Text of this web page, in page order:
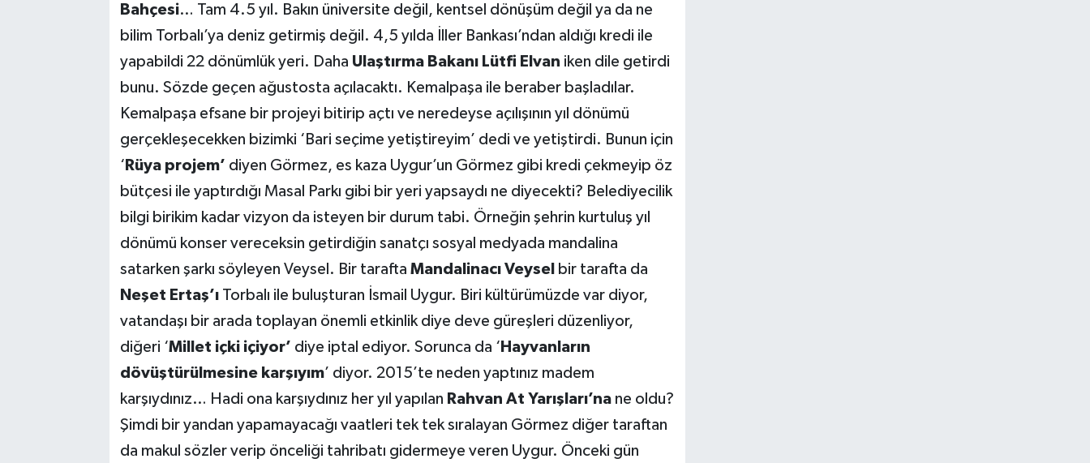
Bahçesi… Tam 4.5 yıl. Bakın üniversite değil, kentsel dönüşüm değil ya da ne
bilim Torbalı’ya deniz getirmiş değil. 4,5 yılda İller Bankası’ndan aldığı kredi ile
yapabildi 22 dönümlük yeri. Daha Ulaştırma Bakanı Lütfi Elvan iken dile getirdi
bunu. Sözde geçen ağustosta açılacaktı. Kemalpaşa ile beraber başladılar.
Kemalpaşa efsane bir projeyi bitirip açtı ve neredeyse açılışının yıl dönümü
gerçekleşecekken bizimki ‘Bari seçime yetiştireyim’ dedi ve yetiştirdi. Bunun için
‘ Rüya projem’ diyen Görmez, es kaza Uygur’un Görmez gibi kredi çekmeyip öz
bütçesi ile yaptırdığı Masal Parkı gibi bir yeri yapsaydı ne diyecekti? Belediyecilik
bilgi birikim kadar vizyon da isteyen bir durum tabi. Örneğin şehrin kurtuluş yıl
dönümü konser vereceksin getirdiğin sanatçı sosyal medyada mandalina
satarken şarkı söyleyen Veysel. Bir tarafta Mandalinacı Veysel bir tarafta da
Neşet Ertaş’ıTorbalı ile buluşturan İsmail Uygur. Biri kültürümüzde var diyor,
vatandaşı bir arada toplayan önemli etkinlik diye deve güreşleri düzenliyor,
diğeri ‘Millet içki içiyor’ diye iptal ediyor. Sorunca da ‘ Hayvanların
dövüştürülmesine karşıyım’ diyor. 2015’te neden yaptınız madem
karşıydınız… Hadi ona karşıydınız her yıl yapılan Rahvan At Yarışları’nane oldu?
Şimdi bir yandan yapamayacağı vaatleri tek tek sıralayan Görmez diğer taraftan
da makul sözler verip önceliği tahribatı gidermeye veren Uygur. Önceki gün